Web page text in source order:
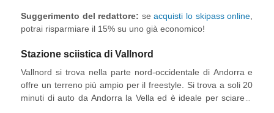
Suggerimento del redattore: seacquisti lo skipass online,
potrai risparmiare il 15% su uno già economico!
Stazione sciistica di Vallnord
Vallnord si trova nella parte nord-occidentale di Andorra e
offre un terreno più ampio per il freestyle. Si trova a soli 20
minuti di auto da Andorra la Vella ed è ideale per sciare a